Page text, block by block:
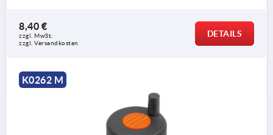
8,40 €
zzgl. MwSt.
zzgl. Versandkosten
DETAILS
K0262 M